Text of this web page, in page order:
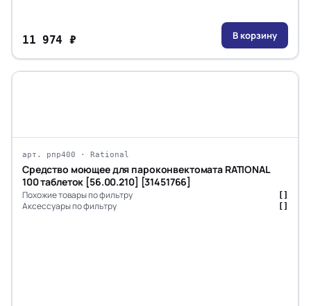
11 974 ₽ В корзину
арт. рпр400 · Rational
Средство моющее для пароконвектомата RATIONAL
100 таблеток [56.00.210] [31451766]
Похожие товары по фильтру
Аксессуары по фильтру